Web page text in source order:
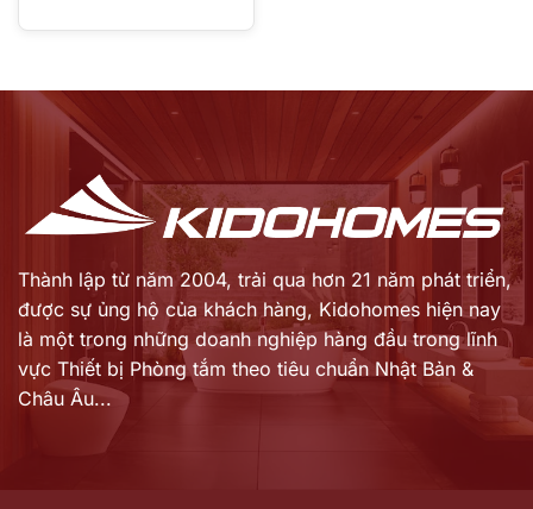
Thành lập từ năm 2004, trải qua hơn 21 năm phát triển,
được sự ủng hộ của khách hàng, Kidohomes hiện nay
là một trong những doanh nghiệp hàng đầu trong lĩnh
vực Thiết bị Phòng tắm theo tiêu chuẩn Nhật Bản &
Châu Âu...